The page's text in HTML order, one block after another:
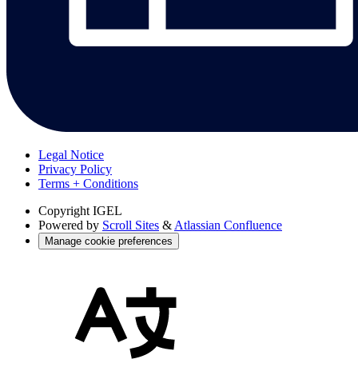
Legal Notice
Privacy Policy
Terms + Conditions
Copyright IGEL
Powered by Scroll Sites & Atlassian Confluence
Manage cookie preferences